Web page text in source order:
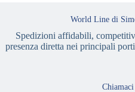
World Line di
Spedizioni affidabili,
presenza diretta nei principali
Chiamaci